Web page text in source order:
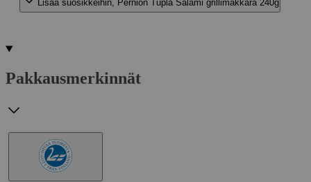
Lisää suosikkeihin, Perniön Tupla Salami grillimakkara 240g
Pakkausmerkinnät